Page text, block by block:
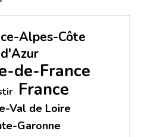
Alpes-Côte
d'Azur
de-France
France
Val de Loire
Garonne